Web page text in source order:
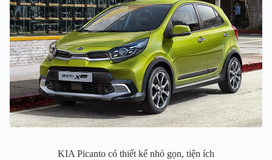
KIA Picanto có thiết kế nhỏ gọn, tiện ích